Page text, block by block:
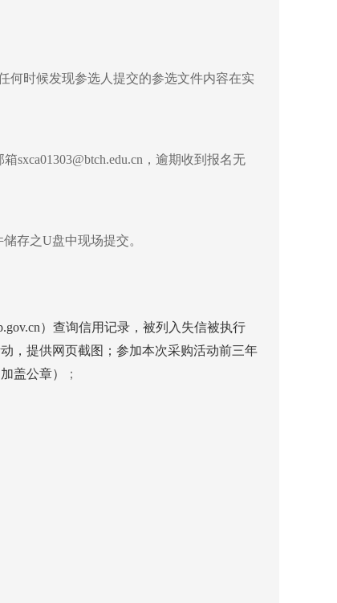
何时候发现参选人提交的参选文件内容在实
sxca01303@btch.edu.cn，逾期收到报名无
存之U盘中现场提交。
）查询信用记录，被列入失信被执行
，提供网页截图；参加本次采购活动前三年
盖公章）
；